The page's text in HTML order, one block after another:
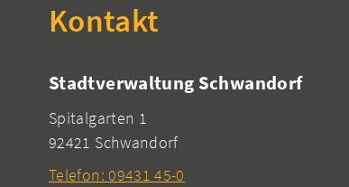
Kontakt
Stadtverwaltung Schwandorf
Spitalgarten 1
92421 Schwandorf
Telefon: 09431 45-0